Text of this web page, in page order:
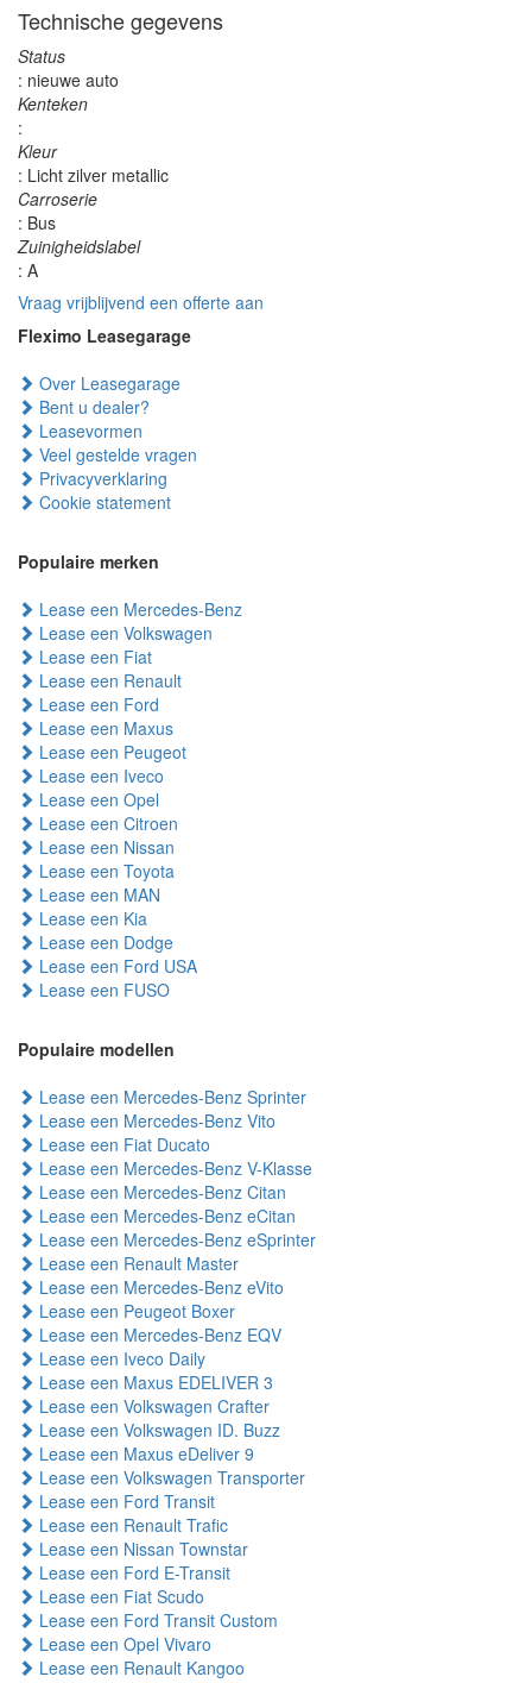
Technische gegevens
Status
: nieuwe auto
Kenteken
:
Kleur
: Licht zilver metallic
Carroserie
: Bus
Zuinigheidslabel
: A
Vraag vrijblijvend een offerte aan
Fleximo Leasegarage
Over Leasegarage
Bent u dealer?
Leasevormen
Veel gestelde vragen
Privacyverklaring
Cookie statement
Populaire merken
Lease een Mercedes-Benz
Lease een Volkswagen
Lease een Fiat
Lease een Renault
Lease een Ford
Lease een Maxus
Lease een Peugeot
Lease een Iveco
Lease een Opel
Lease een Citroen
Lease een Nissan
Lease een Toyota
Lease een MAN
Lease een Kia
Lease een Dodge
Lease een Ford USA
Lease een FUSO
Populaire modellen
Lease een Mercedes-Benz Sprinter
Lease een Mercedes-Benz Vito
Lease een Fiat Ducato
Lease een Mercedes-Benz V-Klasse
Lease een Mercedes-Benz Citan
Lease een Mercedes-Benz eCitan
Lease een Mercedes-Benz eSprinter
Lease een Renault Master
Lease een Mercedes-Benz eVito
Lease een Peugeot Boxer
Lease een Mercedes-Benz EQV
Lease een Iveco Daily
Lease een Maxus EDELIVER 3
Lease een Volkswagen Crafter
Lease een Volkswagen ID. Buzz
Lease een Maxus eDeliver 9
Lease een Volkswagen Transporter
Lease een Ford Transit
Lease een Renault Trafic
Lease een Nissan Townstar
Lease een Ford E-Transit
Lease een Fiat Scudo
Lease een Ford Transit Custom
Lease een Opel Vivaro
Lease een Renault Kangoo